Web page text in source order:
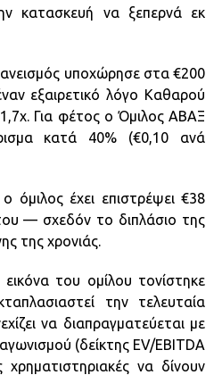
κατασκευή να ξεπερνά εκ
υποχώρησε στα €200
εξαιρετικό λόγο Καθαρού
Για φέτος ο Όμιλος ΑΒΑΞ
κατά 40% (€0,10 ανά
όμιλος έχει επιστρέψει €38
— σχεδόν το διπλάσιο της
της χρονιάς.
εικόνα του ομίλου τονίστηκε
την τελευταία
να διαπραγματεύεται με
(δείκτης EV/EBITDA
να δίνουν